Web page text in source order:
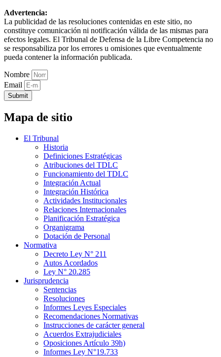
Advertencia:
La publicidad de las resoluciones contenidas en este sitio, no
constituye comunicación ni notificación válida de las mismas para
efectos legales. El Tribunal de Defensa de la Libre Competencia no
se responsabiliza por los errores u omisiones que eventualmente
pueda contener la información publicada.
Nombre
Email
Submit
Mapa de sitio
El Tribunal
Historia
Definiciones Estratégicas
Atribuciones del TDLC
Funcionamiento del TDLC
Integración Actual
Integración Histórica
Actividades Institucionales
Relaciones Internacionales
Planificación Estratégica
Organigrama
Dotación de Personal
Normativa
Decreto Ley N° 211
Autos Acordados
Ley N° 20.285
Jurisprudencia
Sentencias
Resoluciones
Informes Leyes Especiales
Recomendaciones Normativas
Instrucciones de carácter general
Acuerdos Extrajudiciales
Oposiciones Artículo 39h)
Informes Ley N°19.733